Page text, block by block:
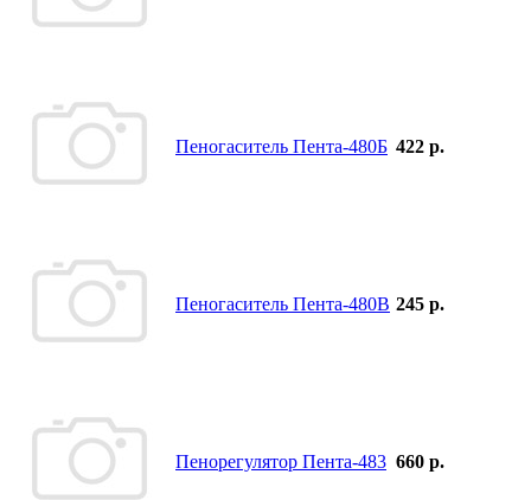
Пеногаситель Пента-480Б 422 р.
Пеногаситель Пента-480В 245 р.
Пенорегулятор Пента-483 660 р.